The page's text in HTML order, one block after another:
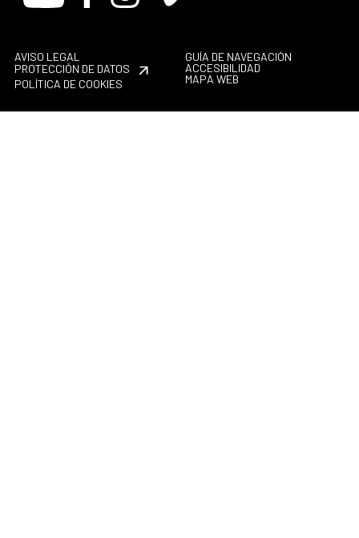
AVISO LEGAL
PROTECCIÓN DE DATOS
POLÍTICA DE COOKIES
GUÍA DE NAVEGACIÓN
ACCESIBILIDAD
MAPA WEB